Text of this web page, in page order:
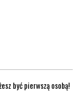
być pierwszą osobą!